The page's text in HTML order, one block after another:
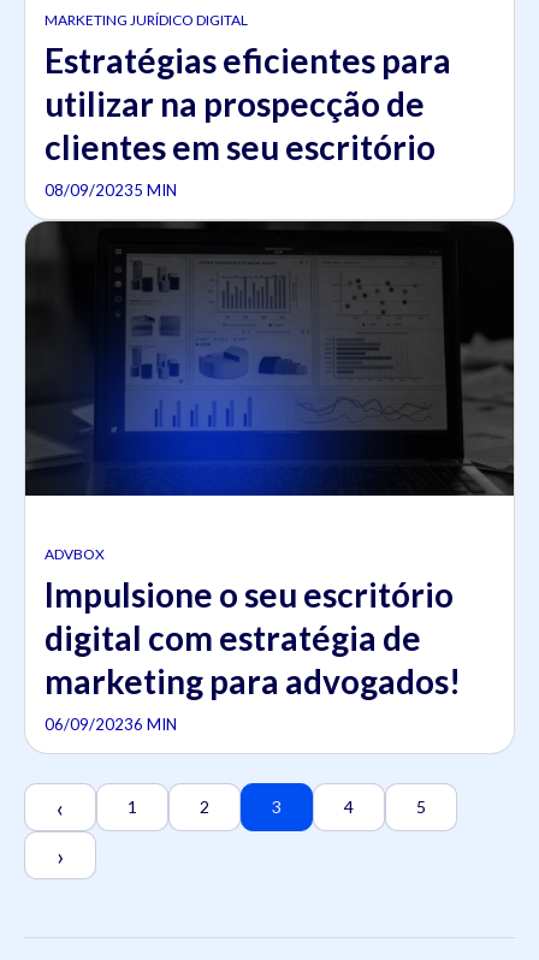
MARKETING JURÍDICO DIGITAL
Estratégias eficientes para
utilizar na prospecção de
clientes em seu escritório
08/09/20235 MIN
ADVBOX
Impulsione o seu escritório
digital com estratégia de
marketing para advogados!
06/09/20236 MIN
‹ 1 2 3 4 5
›